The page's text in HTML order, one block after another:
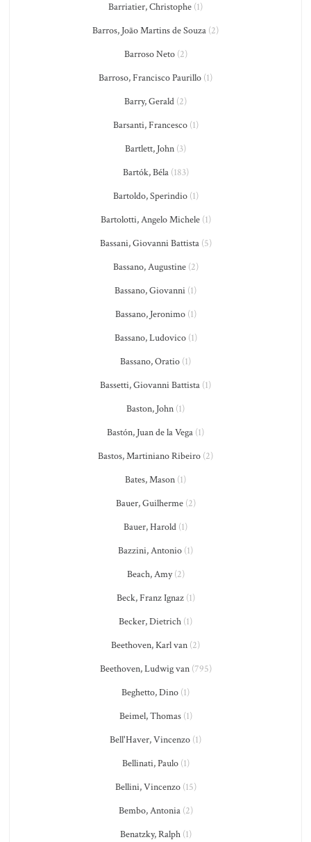
Barriatier, Christophe (1)
Barros, João Martins de Souza (2)
Barroso Neto(2)
Barroso, Francisco Paurillo (1)
Barry, Gerald (2)
Barsanti, Francesco(1)
Bartlett, John (3)
Bartók, Béla(183)
Bartoldo, Sperindio(1)
Bartolotti, Angelo Michele(1)
Bassani, Giovanni Battista(5)
Bassano, Augustine(2)
Bassano, Giovanni (1)
Bassano, Jeronimo(1)
Bassano, Ludovico(1)
Bassano, Oratio (1)
Bassetti, Giovanni Battista (1)
Baston, John (1)
Bastón, Juan de la Vega (1)
Bastos, Martiniano Ribeiro (2)
Bates, Mason (1)
Bauer, Guilherme(2)
Bauer, Harold (1)
Bazzini, Antonio (1)
Beach, Amy(2)
Beck, Franz Ignaz(1)
Becker, Dietrich (1)
Beethoven, Karl van (2)
Beethoven, Ludwig van(795)
Beghetto, Dino (1)
Beimel, Thomas(1)
Bell'Haver, Vincenzo (1)
Bellinati, Paulo(1)
Bellini, Vincenzo(15)
Bembo, Antonia(2)
Benatzky, Ralph(1)